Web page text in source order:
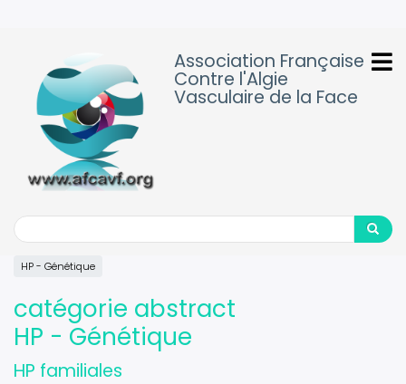
Association Française
Contre l'Algie
Vasculaire de la Face
Search
Search
HP - Génétique
catégorie abstract
HP - Génétique
HP familiales